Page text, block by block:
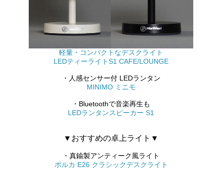
軽量・コンパクトなデスクライト
LEDティーライトS1 CAFE/LOUNGE
・人感センサー付 LEDランタン
MINIMO ミニモ
・Bluetoothで音楽再生も
LEDランタンスピーカー S1
▼おすすめの卓上ライト▼
・真鍮製アンティーク風ライト
ポルカ E26 クラシックデスクライト